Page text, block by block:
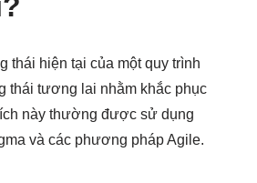
thái hiện tại của một quy trình
thái tương lai nhằm khắc phục
này thường được sử dụng
và các phương pháp Agile.